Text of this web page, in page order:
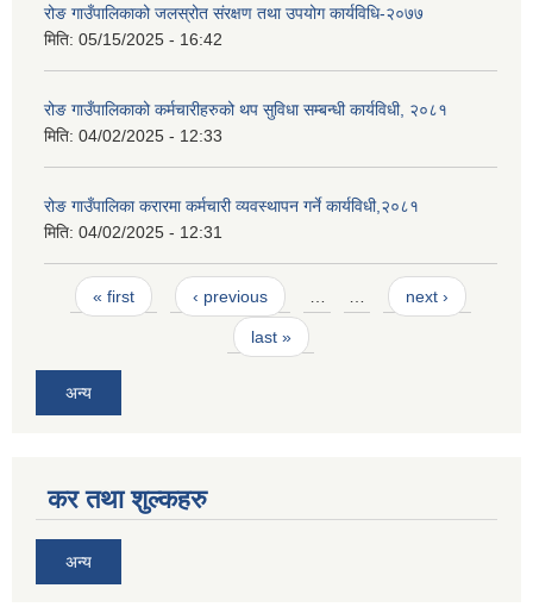
रोङ गाउँपालिकाको जलस्रोत संरक्षण तथा उपयोग कार्यविधि-२०७७
मिति: 05/15/2025 - 16:42
रोङ गाउँपालिकाको कर्मचारीहरुको थप सुविधा सम्बन्धी कार्यविधी, २०८१
मिति: 04/02/2025 - 12:33
रोङ गाउँपालिका करारमा कर्मचारी व्यवस्थापन गर्ने कार्यविधी,२०८१
मिति: 04/02/2025 - 12:31
Pages
« first ‹ previous … … next ›
last »
अन्य
कर तथा शुल्कहरु
अन्य